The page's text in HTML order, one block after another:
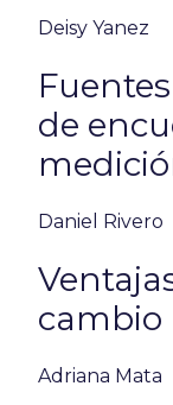
Deisy Yanez
de
Daniel Rivero
cambio
Adriana Mata